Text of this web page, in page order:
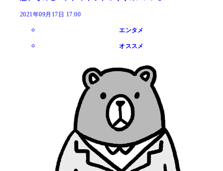
2021年09月17日 17:00
エンタメ
オススメ